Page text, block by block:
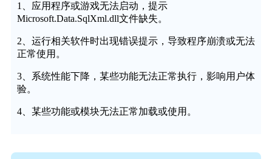
1、应用程序或游戏无法启动，提示
Microsoft.Data.SqlXml.dll文件缺失。
2、运行相关软件时出现错误提示，导致程序崩溃或无法
正常使用。
3、系统性能下降，某些功能无法正常执行，影响用户体
验。
4、某些功能或模块无法正常加载或使用。